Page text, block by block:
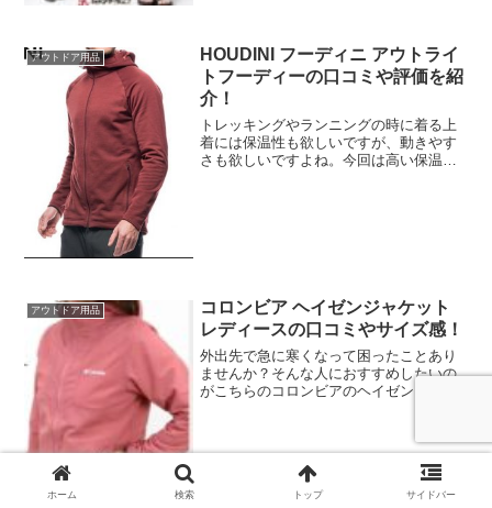
アウトドア用品
HOUDINI フーディニ アウトライ
トフーディーの口コミや評価を紹
介！
トレッキングやランニングの時に着る上
着には保温性も欲しいですが、動きやす
さも欲しいですよね。今回は高い保温性
アウトドア用品
コロンビア ヘイゼンジャケット
レディースの口コミやサイズ感！
外出先で急に寒くなって困ったことあり
ませんか？そんな人におすすめしたいの
がこちらのコロンビアのヘイゼンジャケ
グや車の中などに入れておけば急な寒さ
や小雨などの時に重宝しま...
ホーム 検索 トップ サイドバー